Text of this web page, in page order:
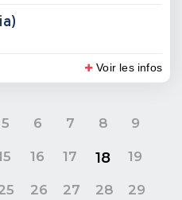
Voir les infos
5 6 7 8 9
16 17 18 19
26 27 28 29